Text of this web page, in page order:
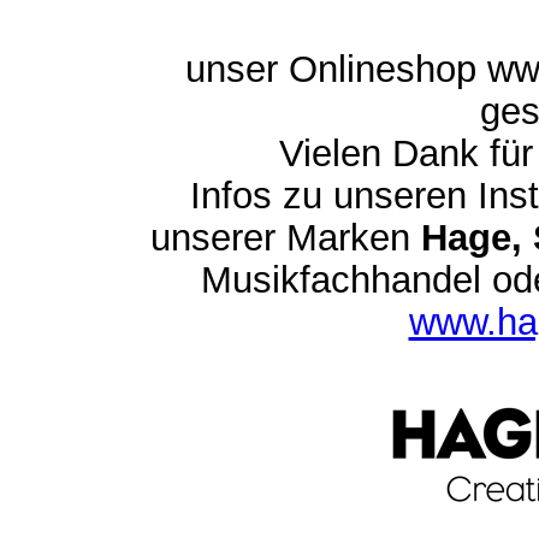
unser Onlineshop
Vielen Dank
Infos zu unseren
unserer Marken Hage,
Musikfachhandel